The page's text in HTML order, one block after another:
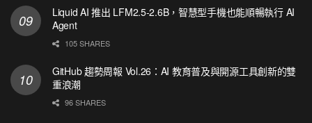
Liquid AI 推出 LFM2.5-2.6B，智慧型手機也能順暢執行 AI
Agent
105 SHARES
GitHub 趨勢周報 Vol.26：AI 教育普及與開源工具創新的雙
重浪潮
96 SHARES